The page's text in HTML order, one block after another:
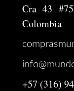
Cra 43
Colombia
+57 (316)